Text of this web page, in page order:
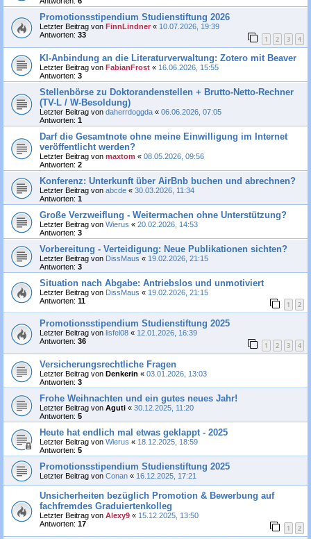
Promotionsstipendium Studienstiftung 2026
Letzter Beitrag von FinnLindner « 10.07.2026, 19:39
Antworten: 33 1 2 3 4
KI-Anbindung an die Literaturverwaltung: Zotero mit Beaver
Letzter Beitrag von FabianFrost « 16.06.2026, 15:55
Antworten: 3
Stellenbörse zu Doktorandenstellen + Brutto-Netto-Rechner
(TV-L / W-Besoldung)
Letzter Beitrag von daherrdoggda « 06.06.2026, 07:05
Antworten: 1
Darf die Gesamtnote ohne meine Einwilligung im Internet
veröffentlicht werden?
Letzter Beitrag von maxtom « 08.05.2026, 09:56
Antworten: 2
Konferenz: Unterkunft über AirBnb buchen und abrechnen?
Letzter Beitrag von abcde « 30.03.2026, 11:34
Antworten: 1
Große Verzweiflung - Weitermachen ohne Unterstützung?
Letzter Beitrag von Wierus « 20.02.2026, 14:53
Antworten: 3
Vorbereitung - Verteidigung: Neue Publikationen sichten?
Letzter Beitrag von DissMaus « 19.02.2026, 21:15
Antworten: 3
Situation nach Abgabe: Antriebslos und unmotiviert
Letzter Beitrag von DissMaus « 19.02.2026, 21:15
Antworten: 11 1 2
Promotionsstipendium Studienstiftung 2025
Letzter Beitrag von lisfel08 « 12.01.2026, 16:39
Antworten: 36 1 2 3 4
Versicherungsrechtliche Fragen
Letzter Beitrag von Denkerin « 03.01.2026, 13:03
Antworten: 3
Frohe Weihnachten und ein gutes neues Jahr!
Letzter Beitrag von Aguti « 30.12.2025, 11:20
Antworten: 5
Heute hat endlich mal etwas geklappt - 2025
Letzter Beitrag von Wierus « 18.12.2025, 18:59
Antworten: 5
Promotionsstipendium Studienstiftung 2025
Letzter Beitrag von Conan « 16.12.2025, 17:21
Unsicherheiten bezüglich Promotion & Bewerbung auf
fachfremdes Graduiertenkolleg
Letzter Beitrag von Alexy9 « 15.12.2025, 13:50
Antworten: 17 1 2